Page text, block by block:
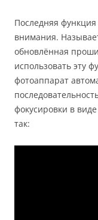
Последняя
внимания.
обновлённая
использовать эту
фотоаппарат
фокусировки в
так: